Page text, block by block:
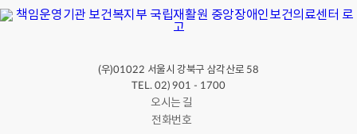
(우)01022 서울시 강북구 삼각산로 58
TEL. 02) 901 - 1700
오시는 길
전화번호